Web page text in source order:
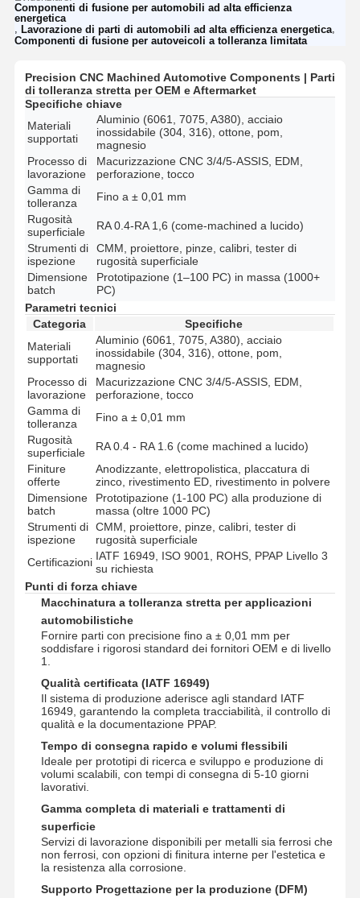
Casa. Prodotti Video Chi Siamo
Componenti di fusione per automobili ad alta efficienza
energetica
Lavorazione di parti di automobili ad alta efficienza energetica,
Componenti di fusione per autoveicoli a tolleranza limitata
Precision CNC Machined Automotive Components | Parti
di tolleranza stretta per OEM e Aftermarket
Specifiche chiave
Materiali
supportati
Aluminio (6061, 7075, A380), acciaio
inossidabile (304, 316), ottone, pom,
magnesio
Processo di
lavorazione
Macurizzazione CNC 3/4/5-ASSIS, EDM,
perforazione, tocco
Gamma di
tolleranza
Fino a ± 0,01 mm
Rugosità
superficiale
RA 0.4-RA 1,6 (come-machined a lucido)
Strumenti di
ispezione
CMM, proiettore, pinze, calibri, tester di
rugosità superficiale
Dimensione
batch
Prototipazione (1–100 PC) in massa (1000+
PC)
Parametri tecnici
Categoria
Specifiche
Materiali
supportati
Aluminio (6061, 7075, A380), acciaio
inossidabile (304, 316), ottone, pom,
magnesio
Processo di
lavorazione
Macurizzazione CNC 3/4/5-ASSIS, EDM,
perforazione, tocco
Gamma di
tolleranza
Fino a ± 0,01 mm
Rugosità
superficiale
RA 0.4 - RA 1.6 (come machined a lucido)
Finiture
offerte
Anodizzante, elettropolistica, placcatura di
zinco, rivestimento ED, rivestimento in polvere
Dimensione
batch
Prototipazione (1-100 PC) alla produzione di
massa (oltre 1000 PC)
Strumenti di
ispezione
CMM, proiettore, pinze, calibri, tester di
rugosità superficiale
Certificazioni IATF 16949, ISO 9001, ROHS, PPAP Livello 3
su richiesta
Punti di forza chiave
Macchinatura a tolleranza stretta per applicazioni
automobilistiche
Fornire parti con precisione fino a ± 0,01 mm per
soddisfare i rigorosi standard dei fornitori OEM e di livello
1.
Qualità certificata (IATF 16949)
Il sistema di produzione aderisce agli standard IATF
16949, garantendo la completa tracciabilità, il controllo di
qualità e la documentazione PPAP.
Tempo di consegna rapido e volumi flessibili
Ideale per prototipi di ricerca e sviluppo e produzione di
volumi scalabili, con tempi di consegna di 5-10 giorni
lavorativi.
Gamma completa di materiali e trattamenti di
superficie
Servizi di lavorazione disponibili per metalli sia ferrosi che
non ferrosi, con opzioni di finitura interne per l'estetica e
la resistenza alla corrosione.
Supporto Progettazione per la produzione (DFM)